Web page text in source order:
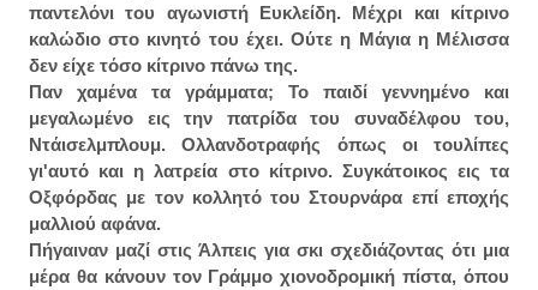
παντελόνι του αγωνιστή Ευκλείδη. Μέχρι και κίτρινο
καλώδιο στο κινητό του έχει. Ούτε η Μάγια η Μέλισσα
δεν είχε τόσο κίτρινο πάνω της.
Παν χαμένα τα γράμματα; Το παιδί γεννημένο και
μεγαλωμένο εις την πατρίδα του συναδέλφου του,
Ντάισελμπλουμ. Ολλανδοτραφής όπως οι τουλίπες
γι'αυτό και η λατρεία στο κίτρινο. Συγκάτοικος εις τα
Οξφόρδας με τον κολλητό του Στουρνάρα επί εποχής
μαλλιού αφάνα.
Πήγαιναν μαζί στις Άλπεις για σκι σχεδιάζοντας ότι μια
μέρα θα κάνουν τον Γράμμο χιονοδρομική πίστα, όπου